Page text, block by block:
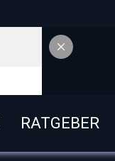
RATGEBER